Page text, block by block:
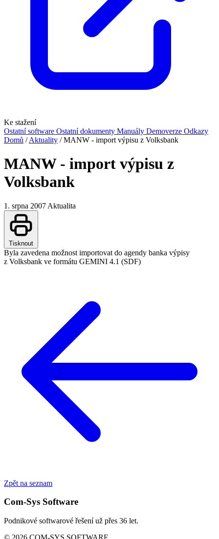
Ke stažení
Ostatní software Ostatní dokumenty Manuály Demoverze Odkazy
Domů / Aktuality / MANW - import výpisu z Volksbank
MANW - import výpisu z
Volksbank
1. srpna 2007 Aktualita
Tisknout
Byla zavedena možnost importovat do agendy banka výpisy
z Volksbank ve formátu GEMINI 4.1 (SDF)
Zpět na seznam
Com-Sys Software
Podnikové softwarové řešení už přes 36 let.